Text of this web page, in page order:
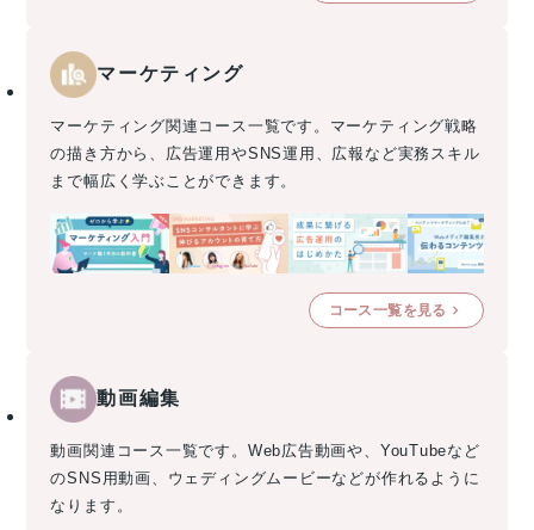
マーケティング
マーケティング関連コース一覧です。マーケティング戦略
の描き方から、広告運用やSNS運用、広報など実務スキル
まで幅広く学ぶことができます。
コース一覧を見る
動画編集
動画関連コース一覧です。Web広告動画や、YouTubeなど
のSNS用動画、ウェディングムービーなどが作れるように
なります。